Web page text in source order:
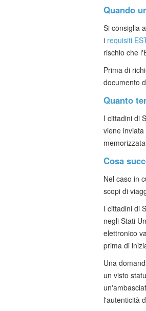
Quando
Si consiglia
i requisiti
rischio che
Prima di
documento
Quanto
I cittadini di
viene
Cosa
Nel caso in
scopi di
I cittadini di
negli Stati
elettronico
prima di
Una
un visto
l'autenticità